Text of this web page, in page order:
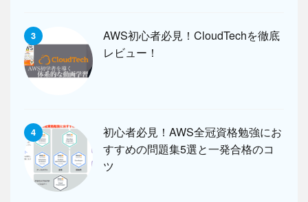
3
AWS初心者必見！CloudTechを徹底
レビュー！
4
初心者必見！AWS全冠資格勉強にお
すすめの問題集5選と一発合格のコ
ツ